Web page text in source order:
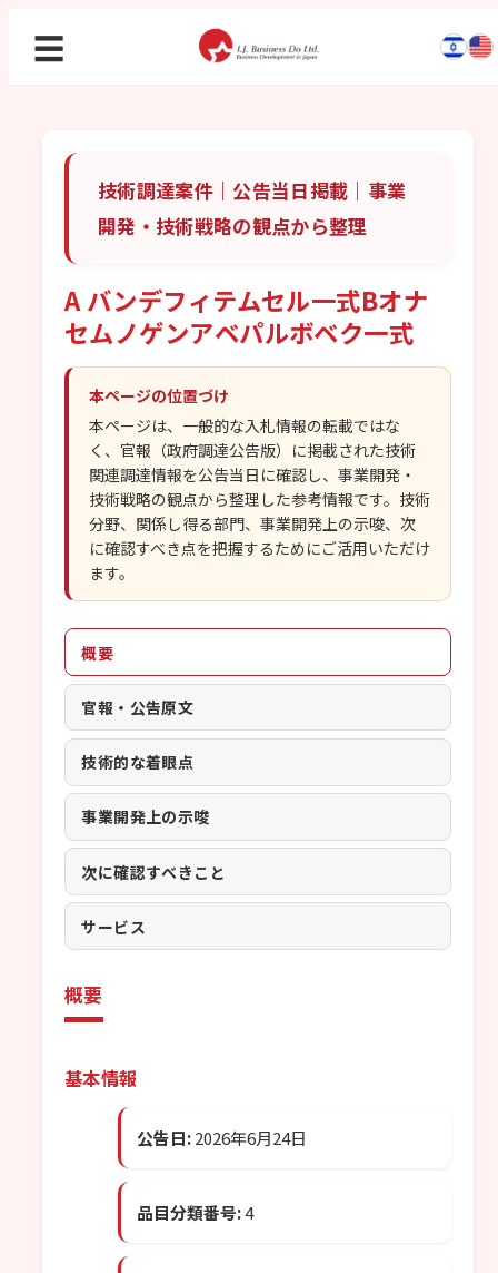
☰
技術調達案件｜公告当日掲載｜事業
開発・技術戦略の観点から整理
A バンデフィテムセル一式Bオナ
セムノゲンアベパルボベク一式
本ページの位置づけ
本ページは、一般的な入札情報の転載ではな
く、官報（政府調達公告版）に掲載された技術
関連調達情報を公告当日に確認し、事業開発・
技術戦略の観点から整理した参考情報です。技術
分野、関係し得る部門、事業開発上の示唆、次
に確認すべき点を把握するためにご活用いただけ
ます。
概要
官報・公告原文
技術的な着眼点
事業開発上の示唆
次に確認すべきこと
サービス
概要
基本情報
公告日:2026年6月24日
品目分類番号:4